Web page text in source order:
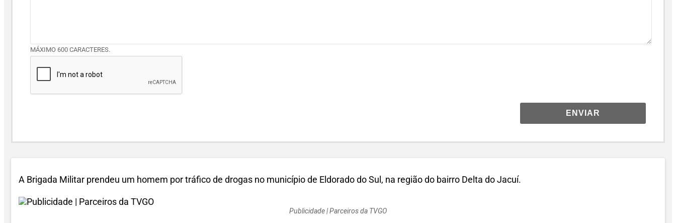
MÁXIMO 600 CARACTERES.
ENVIAR
A Brigada Militar prendeu um homem por tráfico de drogas no município de Eldorado do Sul , na região do bairro Delta do Jacuí.
Publicidade | Parceiros da TVGO